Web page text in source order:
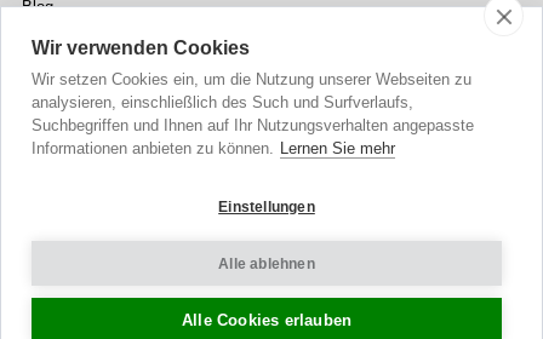
Blog
Presse
Fachhändler
Sitemap
© 2002-2026 Tiffany Rose Ltd. Alle Rechte vorbehalten.
Allgemeine Geschäftsbedingungen|Datenschutzerklärung
Cookie-Einstellungen|Impressum
Wir verwenden Cookies
Wir setzen Cookies ein, um die Nutzung unserer Webseiten zu
analysieren, einschließlich des Such und Surfverlaufs,
Suchbegriffen und Ihnen auf Ihr Nutzungsverhalten angepasste
Informationen anbieten zu können. Lernen Sie mehr
Einstellungen
Alle ablehnen
Alle Cookies erlauben